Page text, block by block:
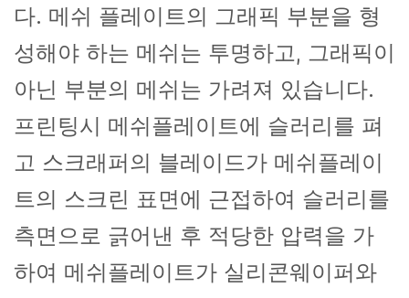
다. 메쉬 플레이트의 그래픽 부분을 형
성해야 하는 메쉬는 투명하고, 그래픽이
아닌 부분의 메쉬는 가려져 있습니다.
프린팅시 메쉬플레이트에 슬러리를 펴
고 스크래퍼의 블레이드가 메쉬플레이
트의 스크린 표면에 근접하여 슬러리를
측면으로 긁어낸 후 적당한 압력을 가
하여 메쉬플레이트가 실리콘웨이퍼와